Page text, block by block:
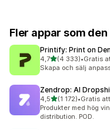
Fler appar som den
Printify: Print on
4,7av 5 stjärnor
(4 333)
4333 recensioner
•Gratis
Skapa och sälj
Zendrop: AI
4,5av 5 stjärnor
(1 172)
1172 recensioner totalt
•Gratis
Produkter med hög
distribution. POD.